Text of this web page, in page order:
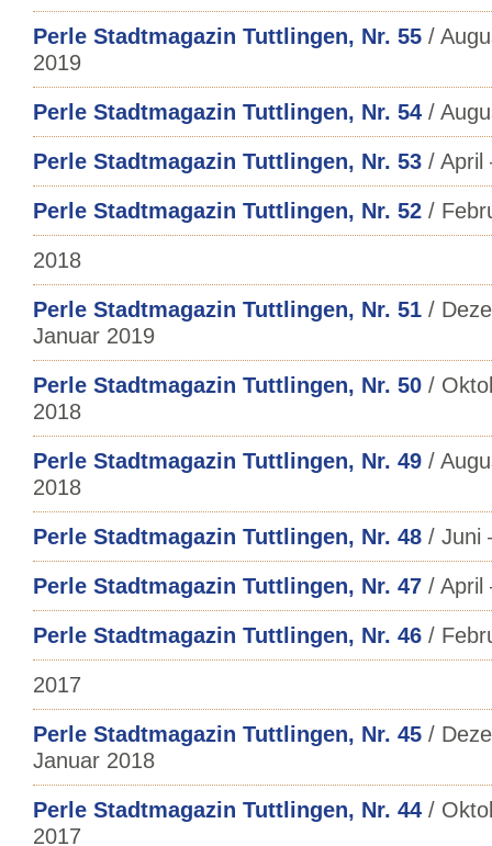
Perle Stadtmagazin Tuttlingen, Nr. 55 /
2019
Perle Stadtmagazin Tuttlingen, Nr. 54 /
Perle Stadtmagazin Tuttlingen, Nr. 53 / April
Perle Stadtmagazin Tuttlingen, Nr. 52 /
2018
Perle Stadtmagazin Tuttlingen, Nr. 51 /
Januar 2019
Perle Stadtmagazin Tuttlingen, Nr. 50 /
2018
Perle Stadtmagazin Tuttlingen, Nr. 49 /
2018
Perle Stadtmagazin Tuttlingen, Nr. 48 / Juni
Perle Stadtmagazin Tuttlingen, Nr. 47 / April
Perle Stadtmagazin Tuttlingen, Nr. 46 /
2017
Perle Stadtmagazin Tuttlingen, Nr. 45 /
Januar 2018
Perle Stadtmagazin Tuttlingen, Nr. 44 /
2017